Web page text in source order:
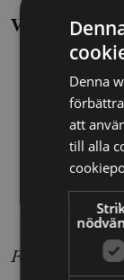
Vad innebär
födelse
Staten
brustit i
lidit skada.
Foto: TT
Denna
att
till alla